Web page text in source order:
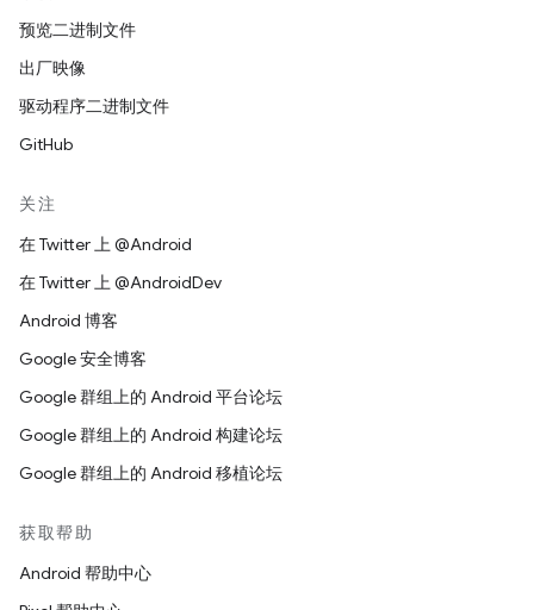
预览二进制文件
出厂映像
驱动程序二进制文件
GitHub
关注
在 Twitter 上 @Android
在 Twitter 上 @AndroidDev
Android 博客
Google 安全博客
Google 群组上的 Android 平台论坛
Google 群组上的 Android 构建论坛
Google 群组上的 Android 移植论坛
获取帮助
Android 帮助中心